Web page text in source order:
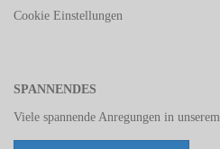
Cookie Einstellungen
SPANNENDES
Viele spannende Anregungen in unserem